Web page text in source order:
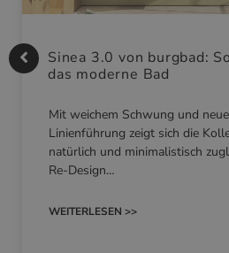
Sinea 3.0 von burgbad:
das moderne Bad
Mit weichem Schwung und
Linienführung zeigt sich die
natürlich und minimalistisch
Re-Design…
WEITERLESEN >>